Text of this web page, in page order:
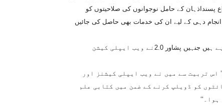
پسنداذہان کے حامل نوجوانوں کی صلاحیتوں کو
دہی کے لیے ان کی خدمات بھی حاصل کی جائیں
شفیق گگیانی شہر میں اپنا سافٹ ویئر ہاؤس قائم کرنے کے لیے کام کررہے ہیں جنہیں پشاور 2.0نے ویب ایپلی کیشن
اس تربیت سے میں نے ویب ایپلی کیشنز اور
کو ڈویلپ کرنے کے ضمن میں کتابی علم